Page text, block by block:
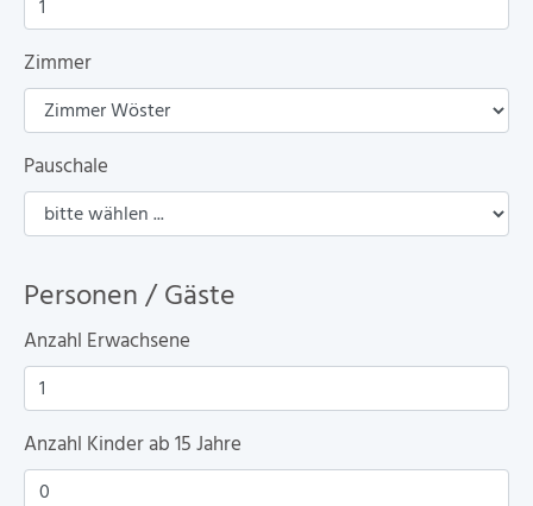
Zimmer
Pauschale
Personen / Gäste
Anzahl Erwachsene
Anzahl Kinder ab 15 Jahre